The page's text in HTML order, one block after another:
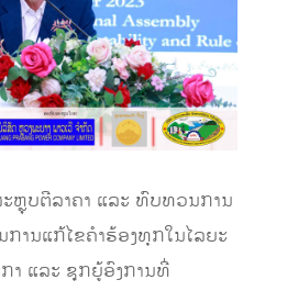
ຫຼຸບຕີລາຄາ ແລະ ທົບທວນການ
ການແກ້ໄຂຄໍາຮ້ອງທຸກໃນໄລຍະ
າ ແລະ ຊຸກຍູ້ອົງການທີ່